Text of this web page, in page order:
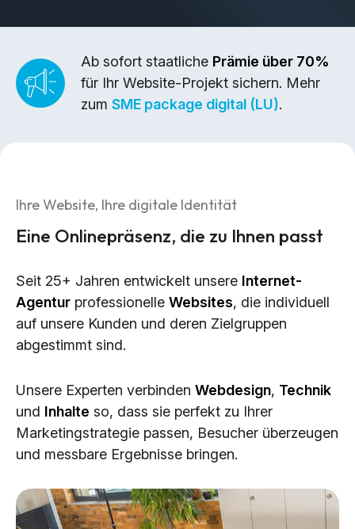
Websites
Content-Kreation & Storytelling
Marketing
Social Media Marketing (SMM)
E-Mail Marketing
Applications
Web-Applikationen
CMS - Content Management System
KI-Lösungen
Ab sofort staatliche Prämie über 70%
für Ihr Website-Projekt sichern. Mehr
zum SME package digital (LU).
Ihre Website, Ihre digitale Identität
Eine Onlinepräsenz, die zu Ihnen passt
Seit 25+ Jahren entwickelt unsere Internet-
Agentur professionelle Websites, die individuell
auf unsere Kunden und deren Zielgruppen
abgestimmt sind.
Unsere Experten verbinden Webdesign, Technik
und Inhalte so, dass sie perfekt zu Ihrer
Marketingstrategie passen, Besucher überzeugen
und messbare Ergebnisse bringen.